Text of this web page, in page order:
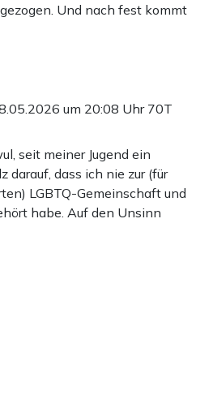
Und nach fest kommt
um 20:08 Uhr 70T
seit meiner Jugend ein
darauf, dass ich nie zur (für
LGBTQ-Gemeinschaft und
habe. Auf den Unsinn